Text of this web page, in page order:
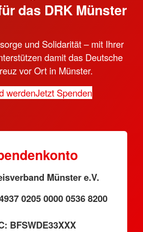
das DRK Münster
und Solidarität – mit Ihrer
damit das Deutsche
vor Ort in Münster.
werdenJetzt Spenden
Münster e.V.
0205 0000 0536 8200
BFSWDE33XXX